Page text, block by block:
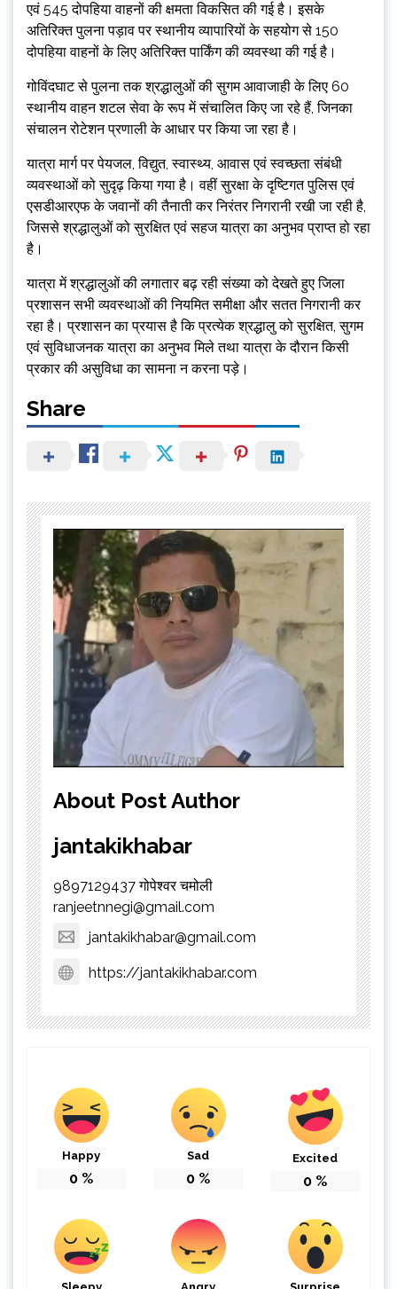
एवं 545 दोपहिया वाहनों की क्षमता विकसित की गई है। इसके
अतिरिक्त पुलना पड़ाव पर स्थानीय व्यापारियों के सहयोग से 150
दोपहिया वाहनों के लिए अतिरिक्त पार्किंग की व्यवस्था की गई है।
गोविंदघाट से पुलना तक श्रद्धालुओं की सुगम आवाजाही के लिए 60
स्थानीय वाहन शटल सेवा के रूप में संचालित किए जा रहे हैं, जिनका
संचालन रोटेशन प्रणाली के आधार पर किया जा रहा है।
यात्रा मार्ग पर पेयजल, विद्युत, स्वास्थ्य, आवास एवं स्वच्छता संबंधी
व्यवस्थाओं को सुदृढ़ किया गया है। वहीं सुरक्षा के दृष्टिगत पुलिस एवं
एसडीआरएफ के जवानों की तैनाती कर निरंतर निगरानी रखी जा रही है,
जिससे श्रद्धालुओं को सुरक्षित एवं सहज यात्रा का अनुभव प्राप्त हो रहा
है।
यात्रा में श्रद्धालुओं की लगातार बढ़ रही संख्या को देखते हुए जिला
प्रशासन सभी व्यवस्थाओं की नियमित समीक्षा और सतत निगरानी कर
रहा है। प्रशासन का प्रयास है कि प्रत्येक श्रद्धालु को सुरक्षित, सुगम
एवं सुविधाजनक यात्रा का अनुभव मिले तथा यात्रा के दौरान किसी
प्रकार की असुविधा का सामना न करना पड़े।
Share
About Post Author
jantakikhabar
9897129437 गोपेश्वर चमोली
ranjeetnnegi@gmail.com
jantakikhabar@gmail.com
https://jantakikhabar.com
Happy
0 %
Sad
0 %
Excited
0 %